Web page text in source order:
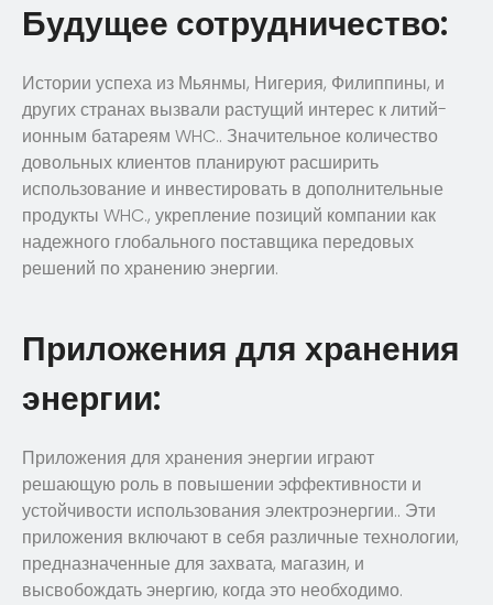
Будущее сотрудничество:
Истории успеха из Мьянмы, Нигерия, Филиппины, и
других странах вызвали растущий интерес к литий-
ионным батареям WHC.. Значительное количество
довольных клиентов планируют расширить
использование и инвестировать в дополнительные
продукты WHC., укрепление позиций компании как
надежного глобального поставщика передовых
решений по хранению энергии.
Приложения для хранения
энергии:
Приложения для хранения энергии играют
решающую роль в повышении эффективности и
устойчивости использования электроэнергии.. Эти
приложения включают в себя различные технологии,
предназначенные для захвата, магазин, и
высвобождать энергию, когда это необходимо.